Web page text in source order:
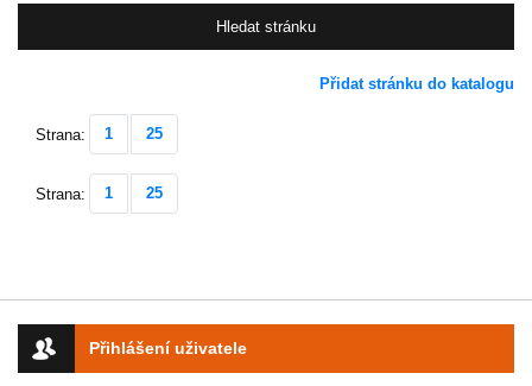
Přihlášení uživatele
Přidat stránku do katalogu
Strana: 1 25
Strana: 1 25